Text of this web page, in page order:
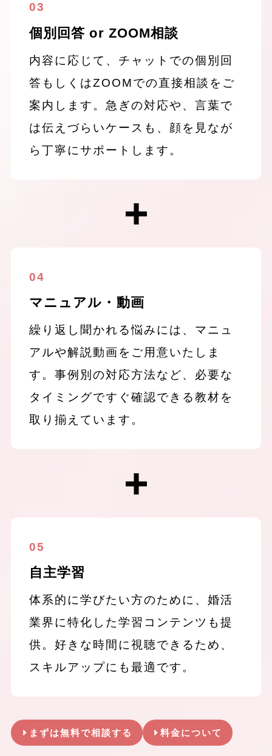
03
個別回答 or ZOOM相談
内容に応じて、チャットでの個別回
答もしくはZOOMでの直接相談をご
案内します。急ぎの対応や、言葉で
は伝えづらいケースも、顔を見なが
ら丁寧にサポートします。
04
マニュアル・動画
繰り返し聞かれる悩みには、マニュ
アルや解説動画をご用意いたしま
す。事例別の対応方法など、必要な
タイミングですぐ確認できる教材を
取り揃えています。
05
自主学習
体系的に学びたい方のために、婚活
業界に特化した学習コンテンツも提
供。好きな時間に視聴できるため、
スキルアップにも最適です。
まずは無料で相談する 料金について